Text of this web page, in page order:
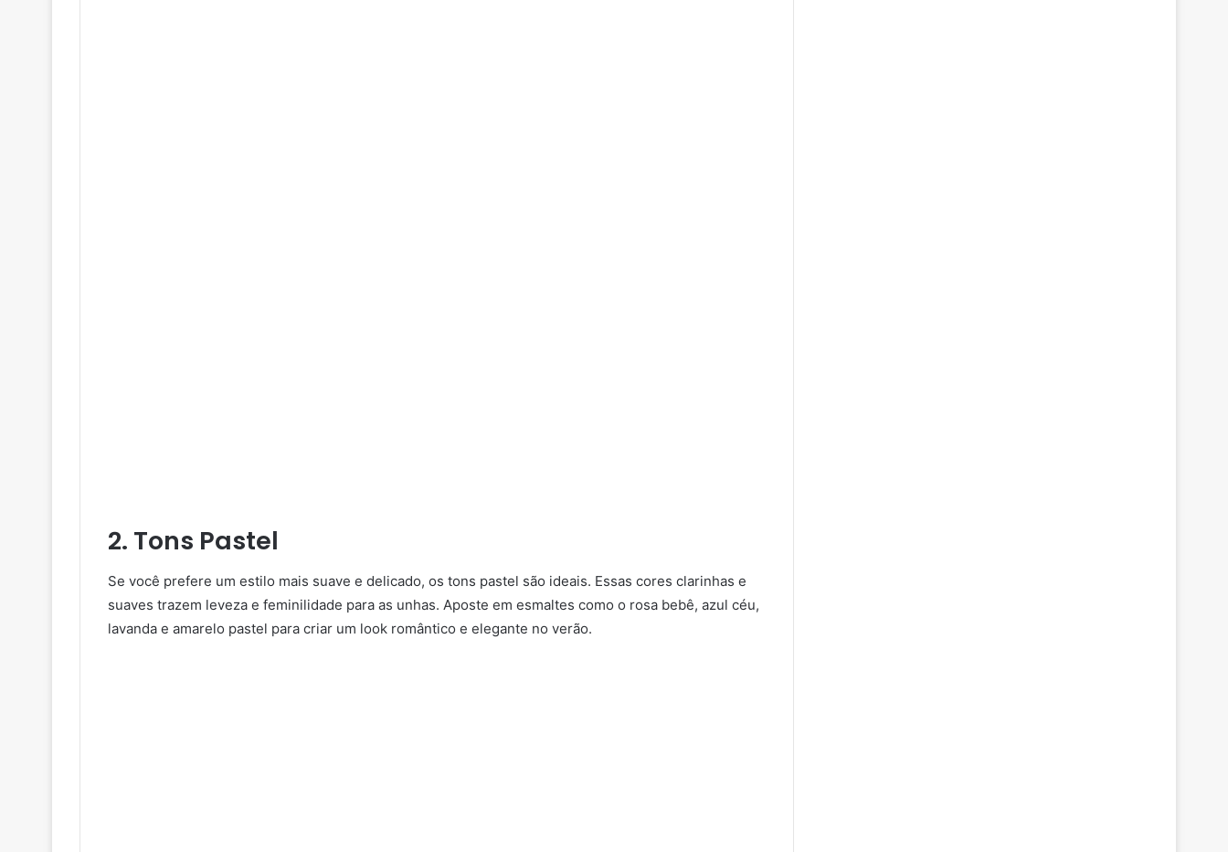
2. Tons Pastel
Se você prefere um estilo mais suave e delicado, os tons pastel são ideais. Essas cores clarinhas e
suaves trazem leveza e feminilidade para as unhas. Aposte em esmaltes como o rosa bebê, azul céu,
lavanda e amarelo pastel para criar um look romântico e elegante no verão.